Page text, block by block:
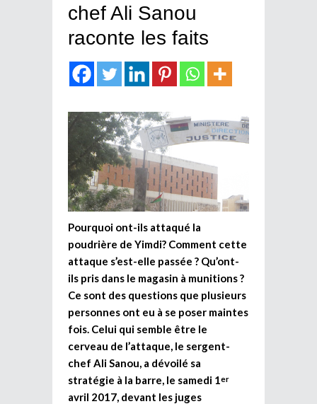
chef Ali Sanou
raconte les faits
Pourquoi ont-ils attaqué la
poudrière de Yimdi? Comment cette
attaque s’est-elle passée ? Qu’ont-
ils pris dans le magasin à munitions ?
Ce sont des questions que plusieurs
personnes ont eu à se poser maintes
fois. Celui qui semble être le
cerveau de l’attaque, le sergent-
chef Ali Sanou, a dévoilé sa
stratégie à la barre, le samedi 1er
avril 2017, devant les juges